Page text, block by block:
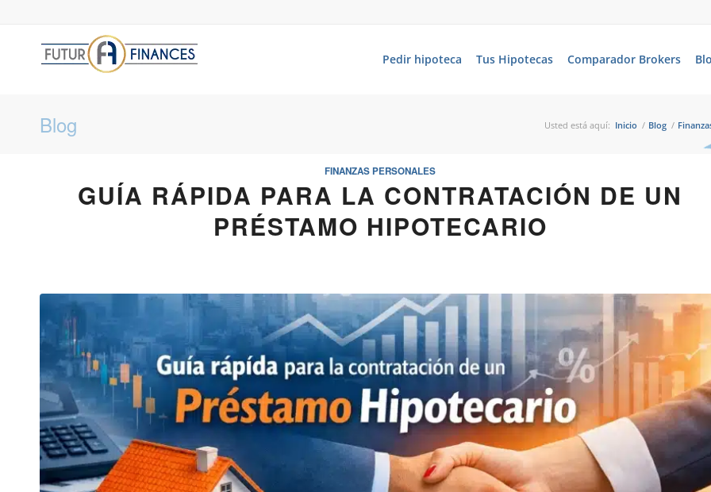
Pedir hipoteca Tus Hipotecas Comparador Brokers
Blog Usted está aquí: Inicio / Blog /
FINANZAS PERSONALES
GUÍA RÁPIDA PARA LA CONTRATACIÓN DE UN
PRÉSTAMO HIPOTECARIO